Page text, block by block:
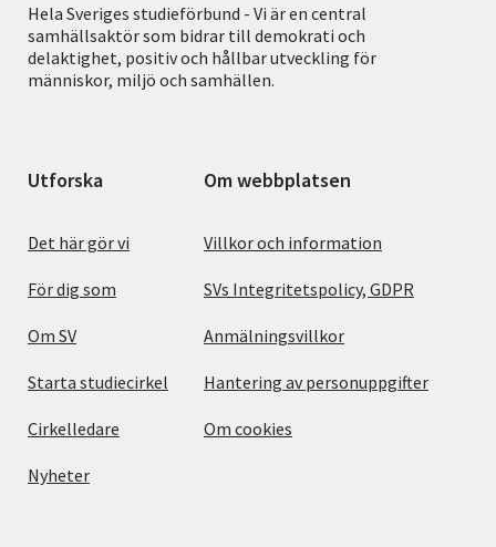
Hela Sveriges studieförbund - Vi är en central
samhällsaktör som bidrar till demokrati och
delaktighet, positiv och hållbar utveckling för
människor, miljö och samhällen.
Utforska
Det här gör vi
För dig som
Om SV
Starta studiecirkel
Cirkelledare
Nyheter
Om webbplatsen
Villkor och information
SVs Integritetspolicy, GDPR
Anmälningsvillkor
Hantering av personuppgifter
Om cookies